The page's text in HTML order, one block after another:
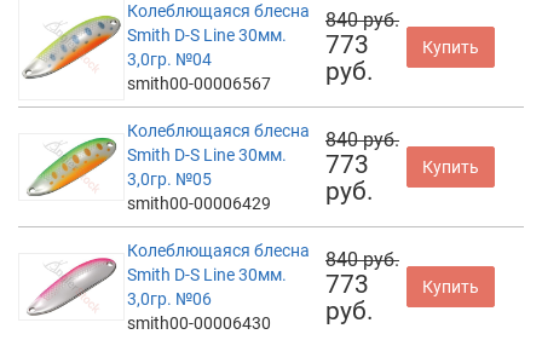
Колеблющаяся блесна
Smith D-S Line 30мм.
3,0гр. №04
smith00-00006567
840 руб.
773
руб.
Купить
Колеблющаяся блесна
Smith D-S Line 30мм.
3,0гр. №05
smith00-00006429
840 руб.
773
руб.
Купить
Колеблющаяся блесна
Smith D-S Line 30мм.
3,0гр. №06
smith00-00006430
840 руб.
773
руб.
Купить